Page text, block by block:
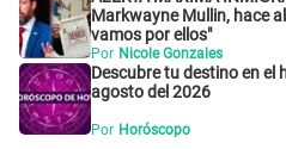
Markwayne Mullin, hace
vamos por ellos"
Por Nicole Gonzales
Descubre tu destino en el
agosto del 2026
Por Horóscopo